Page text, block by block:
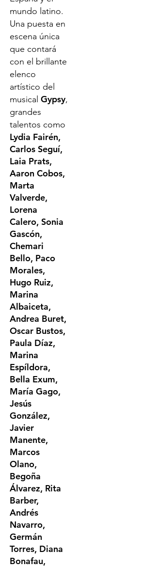
mundo latino.
Una puesta en
escena única
que contará
con el brillante
elenco
artístico del
musical Gypsy,
grandes
talentos como
Lydia Fairén,
Carlos Seguí,
Laia Prats,
Aaron Cobos,
Marta
Valverde,
Lorena
Calero, Sonia
Gascón,
Chemari
Bello, Paco
Morales,
Hugo Ruiz,
Marina
Albaiceta,
Andrea Buret,
Oscar Bustos,
Paula Díaz,
Marina
Espíldora,
Bella Exum,
María Gago,
Jesús
González,
Javier
Manente,
Marcos
Olano,
Begoña
Álvarez, Rita
Barber,
Andrés
Navarro,
Germán
Torres, Diana
Bonafau,